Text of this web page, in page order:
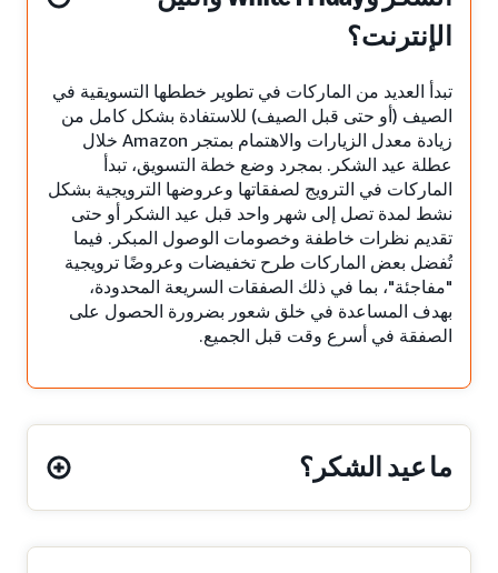
الإنترنت؟
تبدأ العديد من الماركات في تطوير خططها التسويقية في
الصيف (أو حتى قبل الصيف) للاستفادة بشكل كامل من
زيادة معدل الزيارات والاهتمام بمتجر Amazon خلال
عطلة عيد الشكر. بمجرد وضع خطة التسويق، تبدأ
الماركات في الترويج لصفقاتها وعروضها الترويجية بشكل
نشط لمدة تصل إلى شهر واحد قبل عيد الشكر أو حتى
تقديم نظرات خاطفة وخصومات الوصول المبكر. فيما
تُفضل بعض الماركات طرح تخفيضات وعروضًا ترويجية
"مفاجئة"، بما في ذلك الصفقات السريعة المحدودة،
بهدف المساعدة في خلق شعور بضرورة الحصول على
الصفقة في أسرع وقت قبل الجميع.
ما عيد الشكر؟